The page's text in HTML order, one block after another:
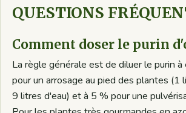
QUESTIONS
Comment doser le purin
La règle générale est de diluer le purin
pour un arrosage au pied des plantes (1
9 litres d'eau) et à 5 % pour une